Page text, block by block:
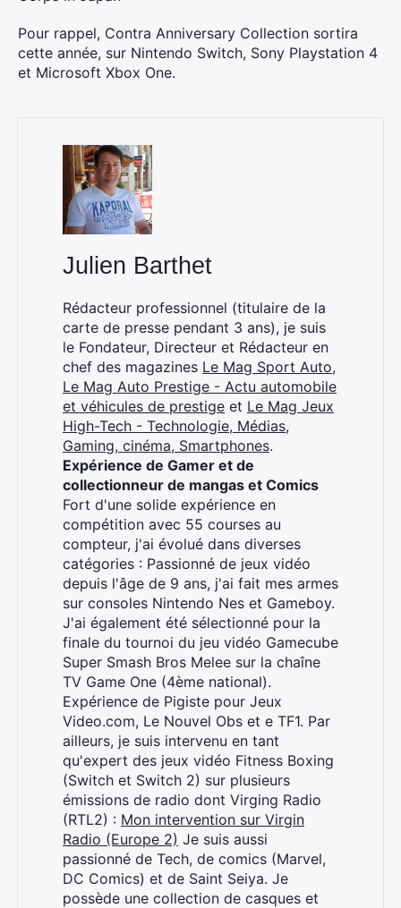
Pour rappel, Contra Anniversary Collection sortira
cette année, sur Nintendo Switch, Sony Playstation 4
et Microsoft Xbox One.
Julien Barthet
Rédacteur professionnel (titulaire de la
carte de presse pendant 3 ans), je suis
le Fondateur, Directeur et Rédacteur en
chef des magazines Le Mag Sport Auto,
Le Mag Auto Prestige - Actu automobile
et véhicules de prestige et Le Mag Jeux
High-Tech - Technologie, Médias,
Gaming, cinéma, Smartphones.
Expérience de Gamer et de
collectionneur de mangas et Comics
Fort d'une solide expérience en
compétition avec 55 courses au
compteur, j'ai évolué dans diverses
catégories : Passionné de jeux vidéo
depuis l'âge de 9 ans, j'ai fait mes armes
sur consoles Nintendo Nes et Gameboy.
J'ai également été sélectionné pour la
finale du tournoi du jeu vidéo Gamecube
Super Smash Bros Melee sur la chaîne
TV Game One (4ème national).
Expérience de Pigiste pour Jeux
Video.com, Le Nouvel Obs et e TF1. Par
ailleurs, je suis intervenu en tant
qu'expert des jeux vidéo Fitness Boxing
(Switch et Switch 2) sur plusieurs
émissions de radio dont Virging Radio
(RTL2) : Mon intervention sur Virgin
Radio (Europe 2) Je suis aussi
passionné de Tech, de comics (Marvel,
DC Comics) et de Saint Seiya. Je
possède une collection de casques et
Rechercher